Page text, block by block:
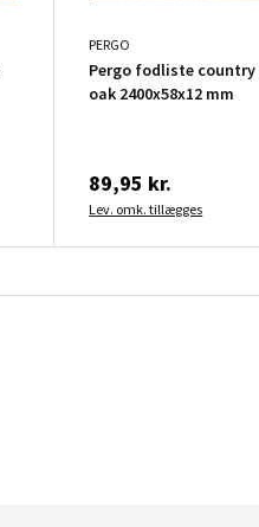
PERGO
Pergo fodliste country
oak 2400x58x12 mm
89,95 kr.
Lev. omk. tillægges